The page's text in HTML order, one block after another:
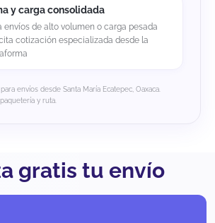
y carga consolidada
envíos de alto volumen o carga pesada
cotización especializada desde la
envíos desde Santa María Ecatepec, Oaxaca.
y ruta.
gratis tu envío